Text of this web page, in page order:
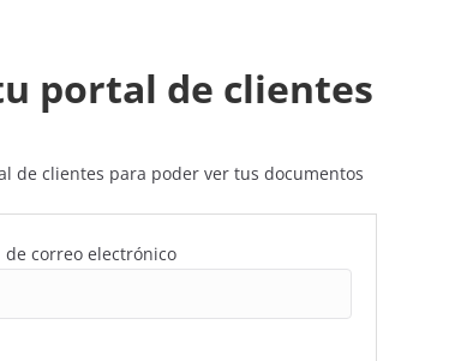
portal de clientes
de clientes para poder ver tus documentos
de correo electrónico